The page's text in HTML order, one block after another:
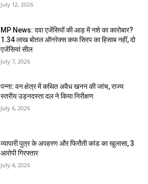
July 12, 2026
MP News: दवा एजेंसियों की आड़ में नशे का कारोबार?
1.34 लाख बोतल ऑनरेक्स कफ सिरप का हिसाब नहीं, दो
एजेंसियां सील
July 7, 2026
पन्ना: वन क्षेत्र में कथित अवैध खनन की जांच, राज्य
स्तरीय उड़नदस्ता दल ने किया निरीक्षण
July 6, 2026
व्यापारी पुत्र के अपहरण और फिरौती कांड का खुलासा, 3
आरोपी गिरफ्तार
July 4, 2026